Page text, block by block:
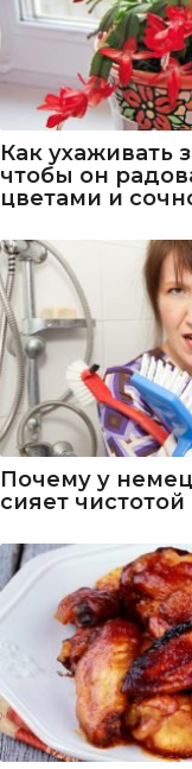
Как ухаживать
чтобы он
цветами и
Почему у
сияет чистотой